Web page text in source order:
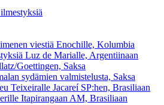
viestiä Enochille, Kolumbia
Luz de Marialle, Argentiinaan
Goettingen, Saksa
sydämien valmistelusta, Saksa
Teixeiralle Jacareí SP:hen, Brasiliaan
Itapirangaan AM, Brasiliaan